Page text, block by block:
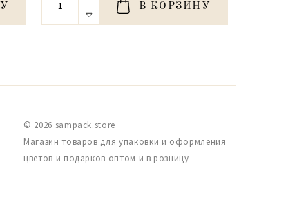
В КОРЗИНУ
© 2026 sampack.store
Магазин товаров для упаковки и оформления
цветов и подарков оптом и в розницу